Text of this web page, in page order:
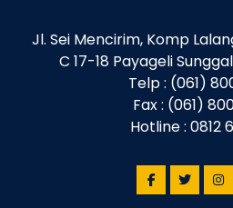
Jl. Sei Mencirim, Komp
C 17-18 Payageli
Telp : (061)
Fax : (061)
Hotline : 0812